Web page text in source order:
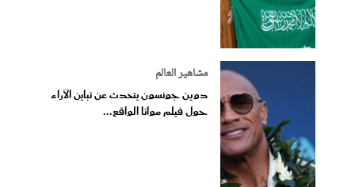
مشاهير العالم
دوين جونسون يتحدث عن تباين الآراء
حول فيلم موانا الواقع...